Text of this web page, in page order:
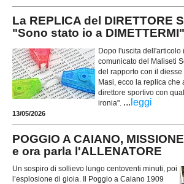
La REPLICA del DIRETTORE
"Sono stato io a DIMETTERMI"
Dopo l'uscita dell'articolo
comunicato del Maliseti
del rapporto con il
Masi, ecco la replica che
direttore sportivo con
ironia". ... leggi
13/05/2026
POGGIO A CAIANO,
e ora parla l'ALLENATORE
Un sospiro di sollievo lungo centoventi minuti, poi
l’esplosione di gioia. Il Poggio a Caiano 1909